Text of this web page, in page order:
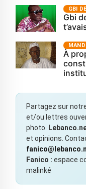
GBI
Gbi
À
Partagez sur
et/ou lettres
photo.
et opinions.
Fanico : espace
malinké